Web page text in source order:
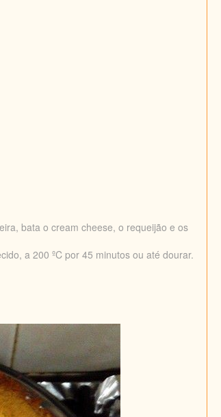
bata o cream cheese, o requeijão e os
a 200 ºC por 45 minutos ou até dourar.